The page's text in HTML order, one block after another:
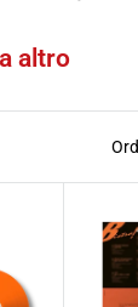
in
altro